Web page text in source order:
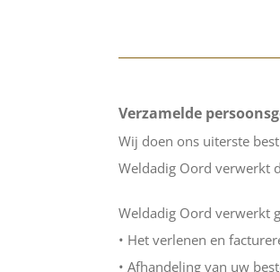
Verzamelde
Wij doen ons uiterste
Weldadig Oord verwerkt
Weldadig Oord verwerkt
• Het verlenen en
• Afhandeling van uw